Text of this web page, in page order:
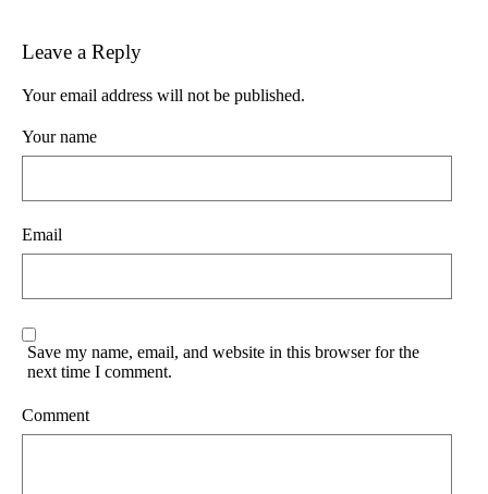
Leave a Reply
Your email address will not be published.
Your name
Email
Save my name, email, and website in this browser for the
next time I comment.
Comment